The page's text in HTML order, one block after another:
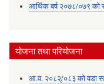
आर्थिक बर्ष २०७८/०७९ को
योजना तथा परियोजना
आ.व. २०८२्/०८३ को वडा